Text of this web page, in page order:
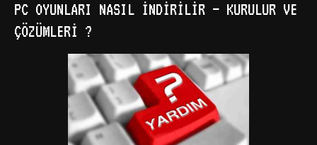
PC OYUNLARI NASIL İNDIRILIR – KURULUR VE
ÇÖZÜMLERI ?